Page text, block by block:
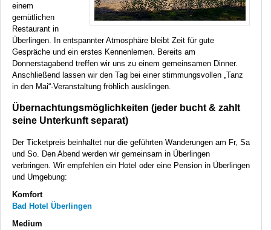
einem
gemütlichen
Restaurant in
Überlingen. In entspannter Atmosphäre bleibt Zeit für gute
Gespräche und ein erstes Kennenlernen. Bereits am
Donnerstagabend treffen wir uns zu einem gemeinsamen Dinner.
Anschließend lassen wir den Tag bei einer stimmungsvollen „Tanz
in den Mai“-Veranstaltung fröhlich ausklingen.
Übernachtungsmöglichkeiten (jeder bucht & zahlt
seine Unterkunft separat)
Der Ticketpreis beinhaltet nur die geführten Wanderungen am Fr, Sa
und So. Den Abend werden wir gemeinsam in Überlingen
verbringen. Wir empfehlen ein Hotel oder eine Pension in Überlingen
und Umgebung:
Komfort
Bad Hotel Überlingen
Medium